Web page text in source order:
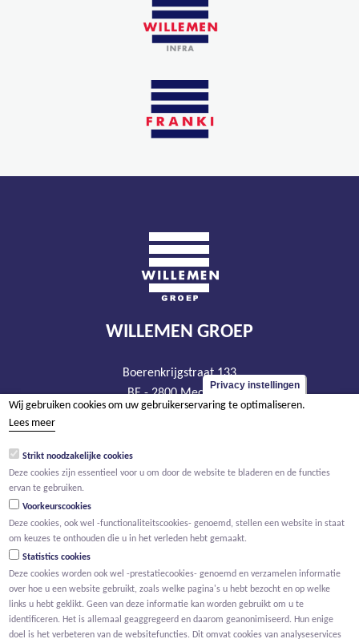
WILLEMEN GROEP
Boerenkrijgstraat 133
BE - 2800 Mechelen
tel +32 15 569 965
BTW BE 0466.256.432
Privacy instellingen
Wij gebruiken cookies om uw gebruikerservaring te optimaliseren.
Lees meer
Strikt noodzakelijke cookies
Deze cookies zijn essentieel voor u om door de website te bladeren en de functies
ervan te gebruiken.
Voorkeurscookies
Deze cookies, ook wel -functionaliteitscookies- genoemd, stellen een website in staat
om keuzes te onthouden die u in het verleden hebt gemaakt.
Statistics cookies
Deze cookies worden ook wel -prestatiecookies- genoemd en verzamelen informatie
over hoe u een website gebruikt, zoals welke pagina's u hebt bezocht en op welke
links u hebt geklikt. Geen van deze informatie kan worden gebruikt om u te
identificeren. Het is allemaal geaggregeerd en daarom geanonimiseerd. Hun enige
doel is het verbeteren van de websitefuncties. Dit omvat cookies van analyseservices